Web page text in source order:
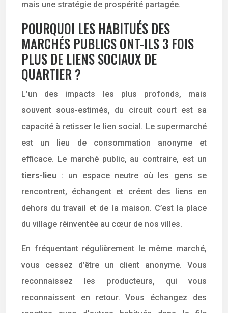
mais une stratégie de prospérité partagée.
POURQUOI LES HABITUÉS DES
MARCHÉS PUBLICS ONT-ILS 3 FOIS
PLUS DE LIENS SOCIAUX DE
QUARTIER ?
L’un des impacts les plus profonds, mais
souvent sous-estimés, du circuit court est sa
capacité à retisser le lien social. Le supermarché
est un lieu de consommation anonyme et
efficace. Le marché public, au contraire, est un
tiers-lieu : un espace neutre où les gens se
rencontrent, échangent et créent des liens en
dehors du travail et de la maison. C’est la place
du village réinventée au cœur de nos villes.
En fréquentant régulièrement le même marché,
vous cessez d’être un client anonyme. Vous
reconnaissez les producteurs, qui vous
reconnaissent en retour. Vous échangez des